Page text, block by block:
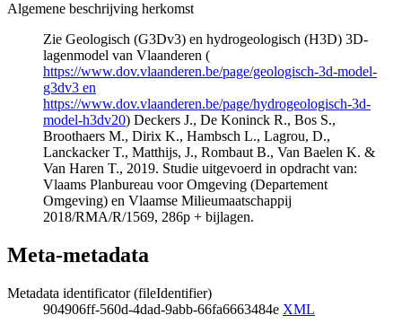
Algemene beschrijving herkomst
Zie Geologisch (G3Dv3) en hydrogeologisch (H3D) 3D-
lagenmodel van Vlaanderen (
https://www.dov.vlaanderen.be/page/geologisch-3d-model-
g3dv3 en
https://www.dov.vlaanderen.be/page/hydrogeologisch-3d-
model-h3dv20) Deckers J., De Koninck R., Bos S.,
Broothaers M., Dirix K., Hambsch L., Lagrou, D.,
Lanckacker T., Matthijs, J., Rombaut B., Van Baelen K. &
Van Haren T., 2019. Studie uitgevoerd in opdracht van:
Vlaams Planbureau voor Omgeving (Departement
Omgeving) en Vlaamse Milieumaatschappij
2018/RMA/R/1569, 286p + bijlagen.
Meta-metadata
Metadata identificator (fileIdentifier)
904906ff-560d-4dad-9abb-66fa6663484e XML